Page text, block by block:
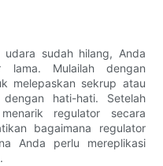
sudah hilang, Anda
lama. Mulailah dengan
melepaskan sekrup atau
hati-hati. Setelah
regulator secara
bagaimana regulator
Anda perlu mereplikasi